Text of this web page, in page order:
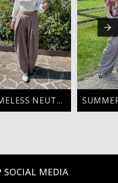
TIMELESS NEUTRALS
SOCIAL MEDIA